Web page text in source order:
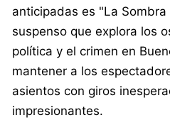
anticipadas es "La
suspenso que explora los
política y el crimen en
mantener a los
asientos con giros
impresionantes.